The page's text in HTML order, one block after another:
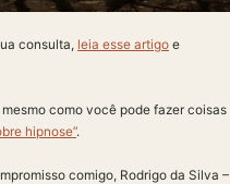
consulta, leia esse artigo e
como você pode fazer coisas
hipnose”.
comigo, Rodrigo da Silva –